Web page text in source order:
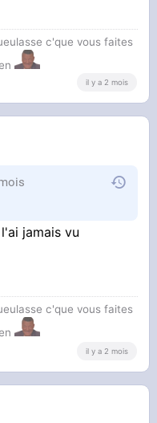
c'que vous faites
il y a 2 mois
jamais vu
c'que vous faites
il y a 2 mois